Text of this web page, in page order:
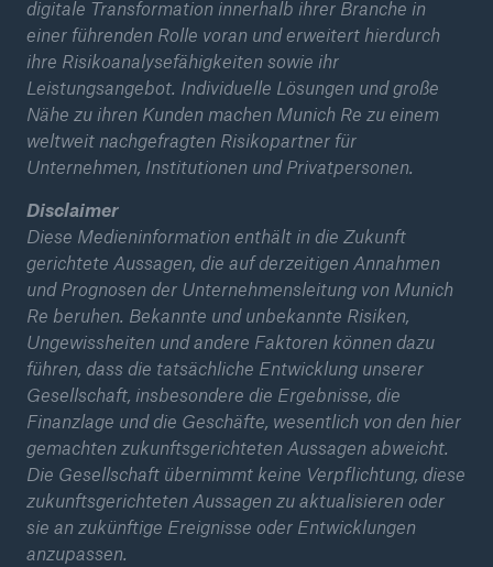
digitale Transformation innerhalb ihrer Branche in
einer führenden Rolle voran und erweitert hierdurch
ihre Risikoanalysefähigkeiten sowie ihr
Leistungsangebot. Individuelle Lösungen und große
Nähe zu ihren Kunden machen Munich Re zu einem
weltweit nachgefragten Risikopartner für
Unternehmen, Institutionen und Privatpersonen.
Disclaimer
Diese Medieninformation enthält in die Zukunft
gerichtete Aussagen, die auf derzeitigen Annahmen
und Prognosen der Unternehmensleitung von Munich
Re beruhen. Bekannte und unbekannte Risiken,
Ungewissheiten und andere Faktoren können dazu
führen, dass die tatsächliche Entwicklung unserer
Gesellschaft, insbesondere die Ergebnisse, die
Finanzlage und die Geschäfte, wesentlich von den hier
gemachten zukunftsgerichteten Aussagen abweicht.
Die Gesellschaft übernimmt keine Verpflichtung, diese
zukunftsgerichteten Aussagen zu aktualisieren oder
sie an zukünftige Ereignisse oder Entwicklungen
anzupassen.